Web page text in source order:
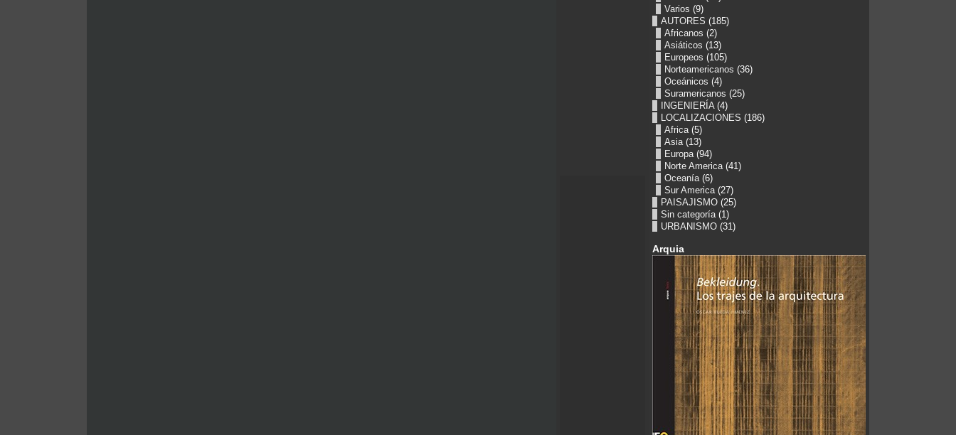
Varios (9)
AUTORES (185)
Africanos (2)
Asiáticos (13)
Europeos (105)
Norteamericanos (36)
Oceánicos (4)
Suramericanos (25)
INGENIERÍA(4)
LOCALIZACIONES (186)
Africa(5)
Asia(13)
Europa(94)
Norte America(41)
Oceanía(6)
Sur America(27)
PAISAJISMO (25)
Sin categoría(1)
URBANISMO (31)
Arquia